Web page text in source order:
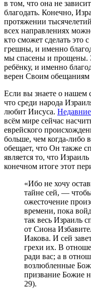
в том, что она не
благодать. Конечно,
протяжении
всех направлениях
кто сможет сделать это
грешны, и именно
мы спасены и прощены.
ребёнку, и именно
верен Своим
Если вы знаете о нашем
что среди народа
любит Иисуса.
всём мире сейчас
еврейского
больше, чем когда-либо
обещает, что Он также
является то, что
конечном итоге этот
«Ибо не хочу
тайне сей, —
ожесточение
времени, пока
так весь Израиль
от Сиона
Иакова. И сей
грехи их. В
ради вас; а в
возлюбленные
призвание Божие
29).